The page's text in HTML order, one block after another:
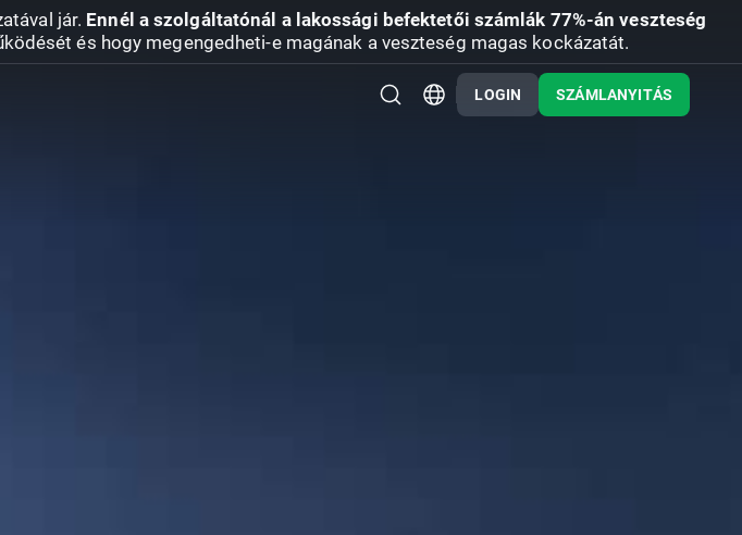
jár. Ennél a szolgáltatónál a lakossági befektetői számlák 77%-án veszteség
és hogy megengedheti-e magának a veszteség magas kockázatát.
LOGIN SZÁMLANYITÁS